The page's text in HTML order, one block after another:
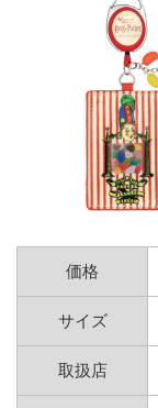
価格
サイズ
取扱店